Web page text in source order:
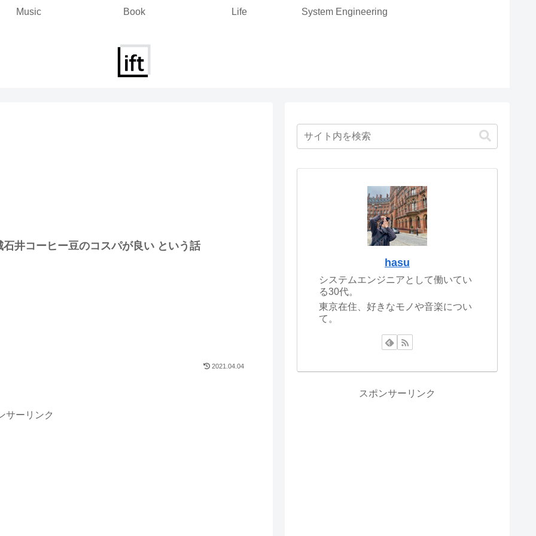
Music Book Life System Engineering
石井コーヒー豆のコスパが良い という話
2021.04.04
サーリンク
hasu
システムエンジニアとして働いてい
る30代。
東京在住、好きなモノや音楽につい
て。
スポンサーリンク